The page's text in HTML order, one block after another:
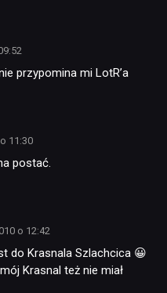
przypomina mi LotR’a
11:30
postać.
o 12:42
do Krasnala Szlachcica 😀
Krasnal też nie miał